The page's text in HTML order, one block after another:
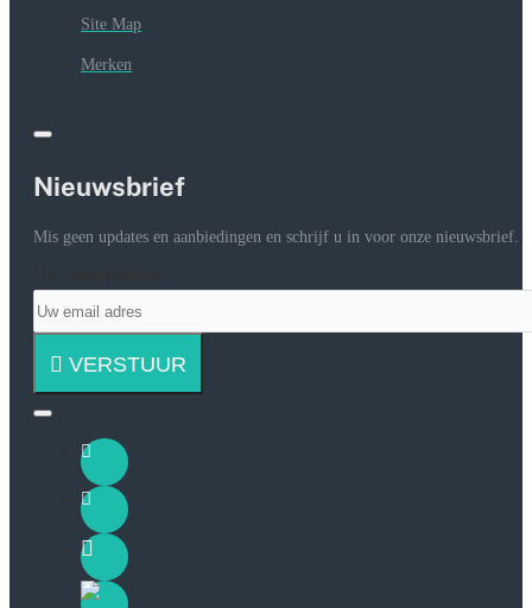
Site Map
Merken
Nieuwsbrief
Mis geen updates en aanbiedingen en schrijf u in voor onze nieuwsbrief.
VERSTUUR